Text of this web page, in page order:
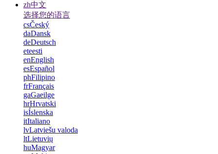
zh中文
选择您的语言
csČeský
daDansk
deDeutsch
eteesti
enEnglish
esEspañol
phFilipino
frFrançais
gaGaeilge
hrHrvatski
isÍslenska
itItaliano
lvLatviešu valoda
ltLietuvių
huMagyar